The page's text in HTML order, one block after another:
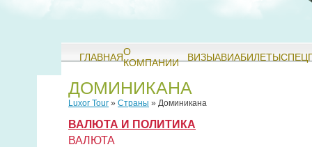
ГЛАВНАЯО
КОМПАНИИ
ВИЗЫАВИАБИЛЕТЫ
ДОМИНИКАНА
Luxor Tour » Страны » Доминикана
ВАЛЮТА И ПОЛИТИКА
ВАЛЮТА